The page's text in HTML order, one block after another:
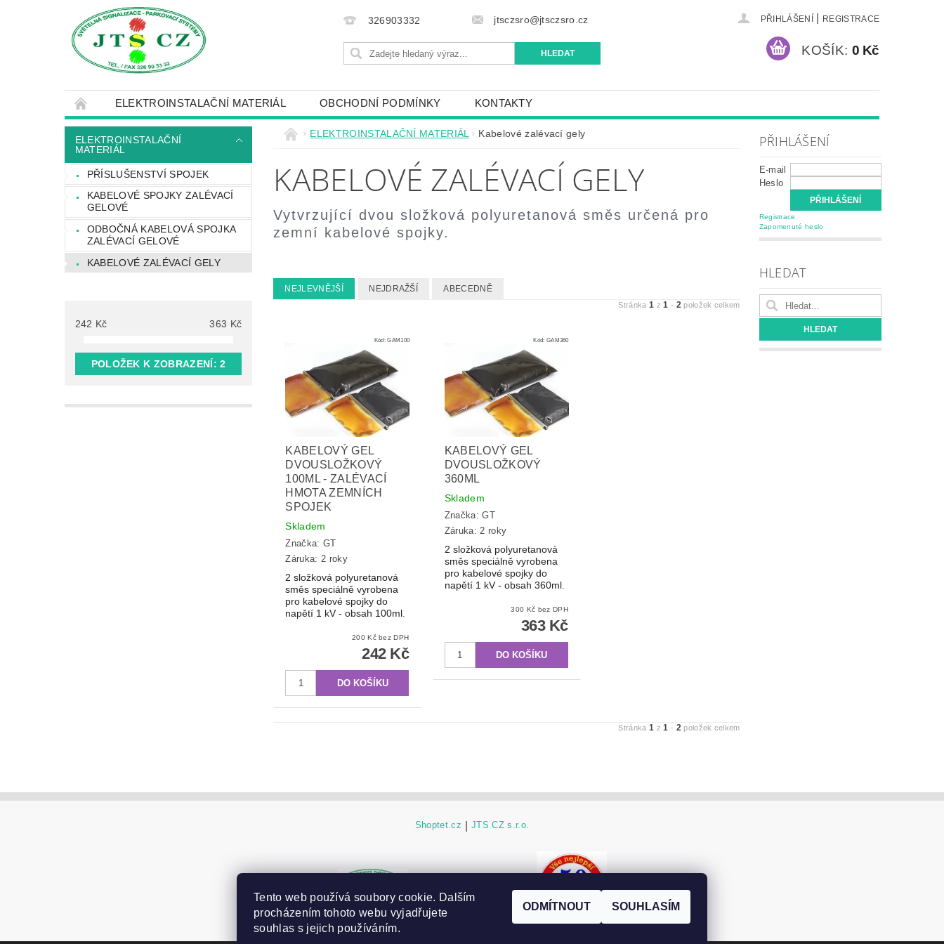
326903332 jtsczsro@jtsczsro.cz PŘIHLÁŠENÍ REGISTRACE
KOŠÍK: 0 Kč
ELEKTROINSTALAČNÍ MATERIÁL OBCHODNÍ PODMÍNKY KONTAKTY
ELEKTROINSTALAČNÍ
MATERIÁL
PŘÍSLUŠENSTVÍ SPOJEK
KABELOVÉ SPOJKY ZALÉVACÍ
GELOVÉ
ODBOČNÁ KABELOVÁ SPOJKA
ZALÉVACÍ GELOVÉ
KABELOVÉ ZALÉVACÍ GELY
242 Kč 363 Kč
POLOŽEK K ZOBRAZENÍ:2
ELEKTROINSTALAČNÍ MATERIÁL Kabelové zalévací gely
KABELOVÉ ZALÉVACÍ GELY
Vytvrzující dvou složková polyuretanová směs určená pro
zemní kabelové spojky.
NEJLEVNĚJŠÍ NEJDRAŽŠÍ ABECEDNĚ
Stránka1 z1 - 2 položek celkem
Kód:GAM100
KABELOVÝ GEL
DVOUSLOŽKOVÝ
100ML - ZALÉVACÍ
HMOTA ZEMNÍCH
SPOJEK
Skladem
Značka: GT
Záruka: 2 roky
2 složková polyuretanová
směs speciálně vyrobena
pro kabelové spojky do
napětí 1 kV - obsah 100ml.
200 Kč bez DPH
242 Kč
Kód: GAM360
KABELOVÝ GEL
DVOUSLOŽKOVÝ
360ML
Skladem
Značka:GT
Záruka: 2 roky
2 složková polyuretanová
směs speciálně vyrobena
pro kabelové spojky do
napětí 1 kV - obsah 360ml.
300 Kč bez DPH
363 Kč
Stránka1 z1 - 2 položek celkem
PŘIHLÁŠENÍ
E-mail
Heslo
Registrace
Zapomenuté heslo
HLEDAT
Shoptet.cz JTS CZ s.r.o.
Tento web používá soubory cookie. Dalším
procházením tohoto webu vyjadřujete
souhlas s jejich používáním.
ODMÍTNOUT SOUHLASÍM